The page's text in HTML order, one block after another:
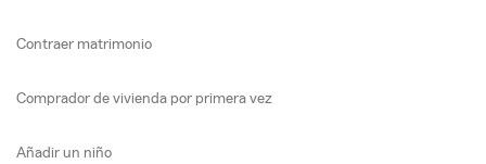
Contraer matrimonio
Comprador de vivienda por primera vez
Añadir un niño